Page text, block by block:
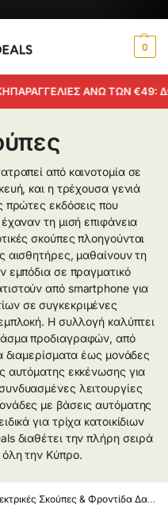
0
ΑΝΩ ΤΩΝ €49:
από καινοτομία σε
και η τρέχουσα γενιά
πρώτες εκδόσεις που
τη μισή επιφάνεια
σκούπες πλοηγούνται
αισθητήρες, μαθαίνουν τη
εμπόδια σε πραγματικό
από smartphone για
σε συγκεκριμένες
Η συλλογή καλύπτει
προδιαγραφών, από
διαμερίσματα έως μονάδες
αυτόματης εκκένωσης για
λειτουργίες
με βάσεις αυτόματης
για τρίχα κατοικίδιων
διαθέτει την πλήρη σειρά
την Κύπρο.
Σκούπες & Φροντίδα Δαπέδου